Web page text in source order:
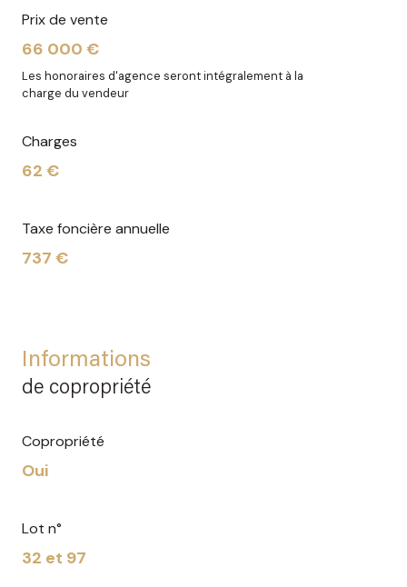
Prix de vente
66 000 €
Les honoraires d'agence seront intégralement à la
charge du vendeur
Charges
62 €
Taxe foncière annuelle
737 €
Informations
de copropriété
Copropriété
Oui
Lot n°
32 et 97